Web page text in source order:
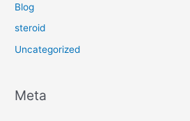
Blog
steroid
Uncategorized
Meta